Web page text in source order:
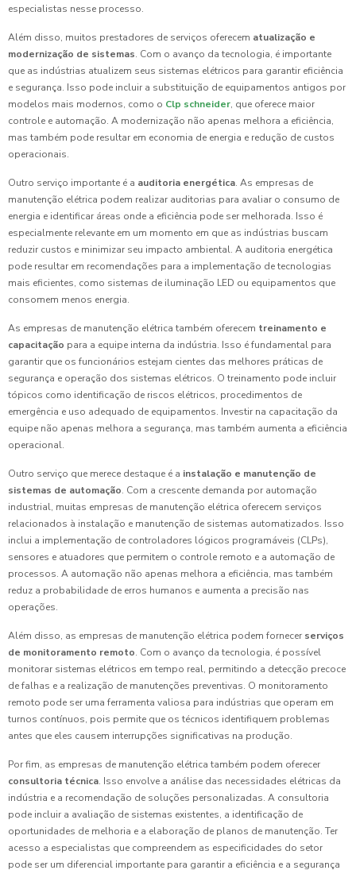
especialistas nesse processo.
Além disso, muitos prestadores de serviços oferecem atualização e
modernização de sistemas. Com o avanço da tecnologia, é importante
que as indústrias atualizem seus sistemas elétricos para garantir eficiência
e segurança. Isso pode incluir a substituição de equipamentos antigos por
modelos mais modernos, como o Clp schneider, que oferece maior
controle e automação. A modernização não apenas melhora a eficiência,
mas também pode resultar em economia de energia e redução de custos
operacionais.
Outro serviço importante é a auditoria energética. As empresas de
manutenção elétrica podem realizar auditorias para avaliar o consumo de
energia e identificar áreas onde a eficiência pode ser melhorada. Isso é
especialmente relevante em um momento em que as indústrias buscam
reduzir custos e minimizar seu impacto ambiental. A auditoria energética
pode resultar em recomendações para a implementação de tecnologias
mais eficientes, como sistemas de iluminação LED ou equipamentos que
consomem menos energia.
As empresas de manutenção elétrica também oferecem treinamento e
capacitação para a equipe interna da indústria. Isso é fundamental para
garantir que os funcionários estejam cientes das melhores práticas de
segurança e operação dos sistemas elétricos. O treinamento pode incluir
tópicos como identificação de riscos elétricos, procedimentos de
emergência e uso adequado de equipamentos. Investir na capacitação da
equipe não apenas melhora a segurança, mas também aumenta a eficiência
operacional.
Outro serviço que merece destaque é a instalação e manutenção de
sistemas de automação. Com a crescente demanda por automação
industrial, muitas empresas de manutenção elétrica oferecem serviços
relacionados à instalação e manutenção de sistemas automatizados. Isso
inclui a implementação de controladores lógicos programáveis (CLPs),
sensores e atuadores que permitem o controle remoto e a automação de
processos. A automação não apenas melhora a eficiência, mas também
reduz a probabilidade de erros humanos e aumenta a precisão nas
operações.
Além disso, as empresas de manutenção elétrica podem fornecer serviços
de monitoramento remoto. Com o avanço da tecnologia, é possível
monitorar sistemas elétricos em tempo real, permitindo a detecção precoce
de falhas e a realização de manutenções preventivas. O monitoramento
remoto pode ser uma ferramenta valiosa para indústrias que operam em
turnos contínuos, pois permite que os técnicos identifiquem problemas
antes que eles causem interrupções significativas na produção.
Por fim, as empresas de manutenção elétrica também podem oferecer
consultoria técnica. Isso envolve a análise das necessidades elétricas da
indústria e a recomendação de soluções personalizadas. A consultoria
pode incluir a avaliação de sistemas existentes, a identificação de
oportunidades de melhoria e a elaboração de planos de manutenção. Ter
acesso a especialistas que compreendem as especificidades do setor
pode ser um diferencial importante para garantir a eficiência e a segurança